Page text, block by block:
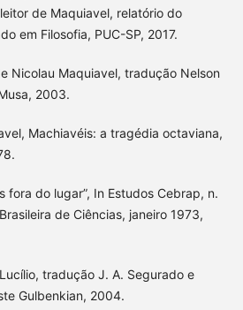
de Maquiavel, relatório do
em Filosofia, PUC-SP, 2017.
Nicolau Maquiavel, tradução Nelson
2003.
Machiavéis: a tragédia octaviana,
fora do lugar”, In Estudos Cebrap, n.
de Ciências, janeiro 1973,
tradução J. A. Segurado e
Gulbenkian, 2004.